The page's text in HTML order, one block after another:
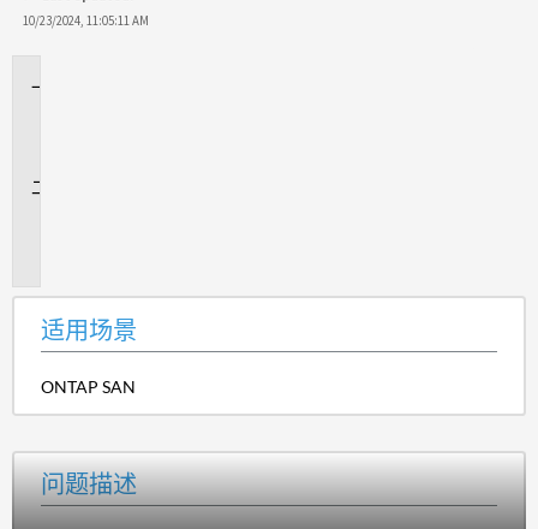
10/23/2024, 11:05:11 AM
适用场景
ONTAP SAN
问题描述